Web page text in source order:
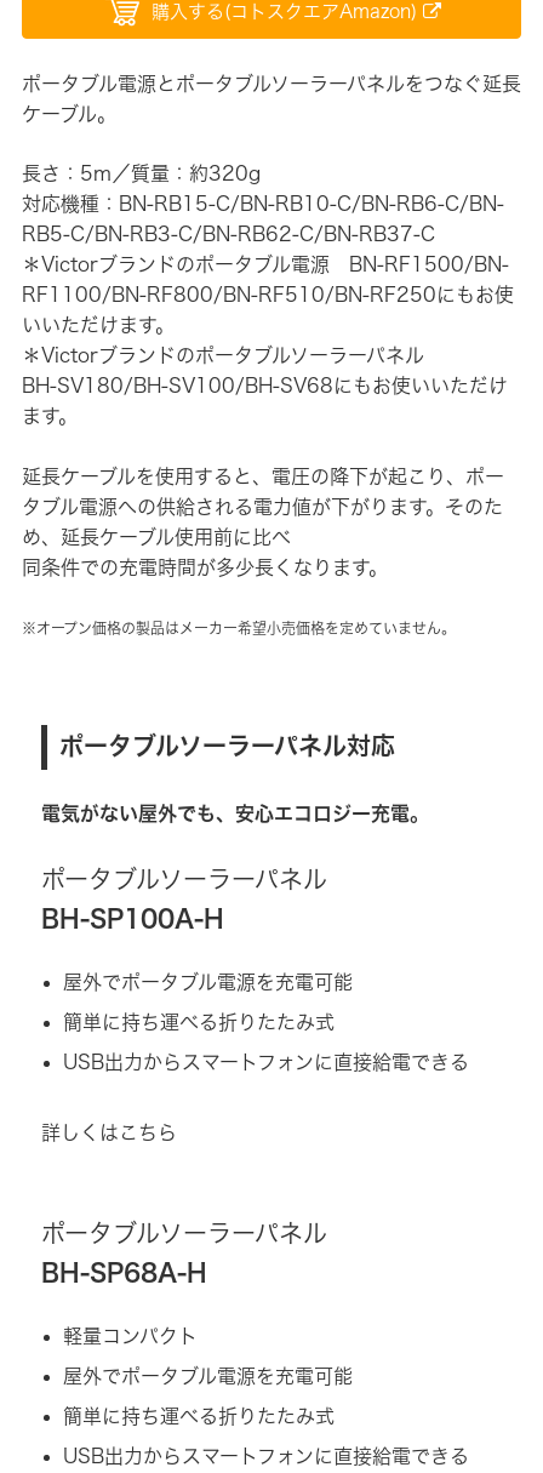
購入する(コトスクエアAmazon)
ポータブル電源とポータブルソーラーパネルをつなぐ延長
ケーブル。
長さ：5m／質量：約320g
対応機種：BN-RB15-C/BN-RB10-C/BN-RB6-C/BN-
RB5-C/BN-RB3-C/BN-RB62-C/BN-RB37-C
＊Victorブランドのポータブル電源 BN-RF1500/BN-
RF1100/BN-RF800/BN-RF510/BN-RF250にもお使
いいただけます。
＊Victorブランドのポータブルソーラーパネル
BH-SV180/BH-SV100/BH-SV68にもお使いいただけ
ます。
延長ケーブルを使用すると、電圧の降下が起こり、ポー
タブル電源への供給される電力値が下がります。そのた
め、延長ケーブル使用前に比べ
同条件での充電時間が多少長くなります。
※オープン価格の製品はメーカー希望小売価格を定めていません。
ポータブルソーラーパネル対応
電気がない屋外でも、安心エコロジー充電。
ポータブルソーラーパネル
BH-SP100A-H
屋外でポータブル電源を充電可能
簡単に持ち運べる折りたたみ式
USB出力からスマートフォンに直接給電できる
詳しくはこちら
ポータブルソーラーパネル
BH-SP68A-H
軽量コンパクト
屋外でポータブル電源を充電可能
簡単に持ち運べる折りたたみ式
USB出力からスマートフォンに直接給電できる